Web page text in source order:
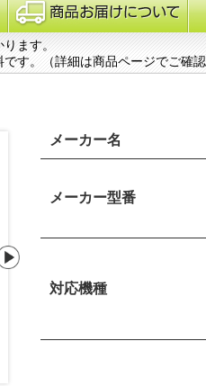
ます。
す。（詳細は商品ページでご確認
メーカー名
メーカー型番
対応機種